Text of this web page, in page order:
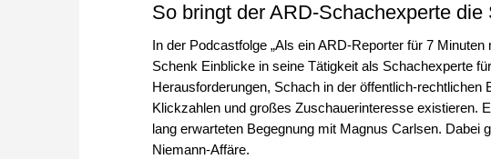
So bringt der ARD‑Schachexperte
In der Podcastfolge „Als ein ARD‑Reporter für 7
Schenk Einblicke in seine Tätigkeit als Schachexperte
Herausforderungen, Schach in der
Klickzahlen und großes Zuschauerinteresse existieren.
lang erwarteten Begegnung mit Magnus Carlsen.
Niemann‑Affäre.